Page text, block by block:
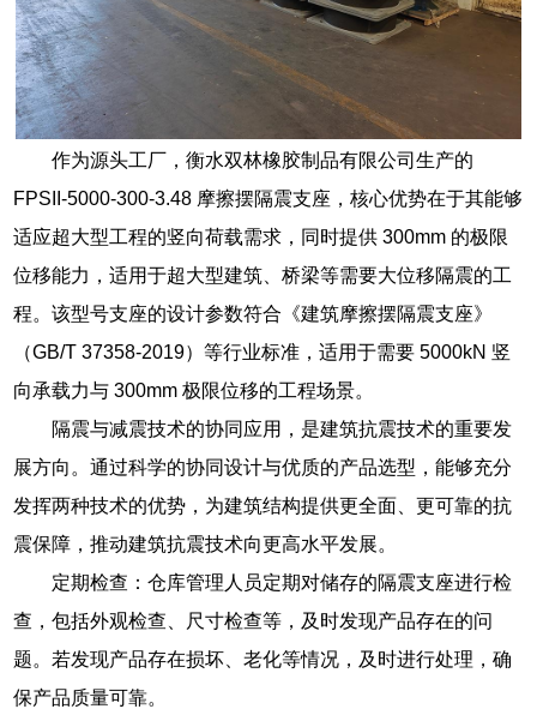
作为源头工厂，衡水双林橡胶制品有限公司生产的
FPSII-5000-300-3.48 摩擦摆隔震支座，核心优势在于其能够
适应超大型工程的竖向荷载需求，同时提供 300mm 的极限
位移能力，适用于超大型建筑、桥梁等需要大位移隔震的工
程。该型号支座的设计参数符合《建筑摩擦摆隔震支座》
（GB/T 37358-2019）等行业标准，适用于需要 5000kN 竖
向承载力与 300mm 极限位移的工程场景。
隔震与减震技术的协同应用，是建筑抗震技术的重要发
展方向。通过科学的协同设计与优质的产品选型，能够充分
发挥两种技术的优势，为建筑结构提供更全面、更可靠的抗
震保障，推动建筑抗震技术向更高水平发展。
定期检查：仓库管理人员定期对储存的隔震支座进行检
查，包括外观检查、尺寸检查等，及时发现产品存在的问
题。若发现产品存在损坏、老化等情况，及时进行处理，确
保产品质量可靠。